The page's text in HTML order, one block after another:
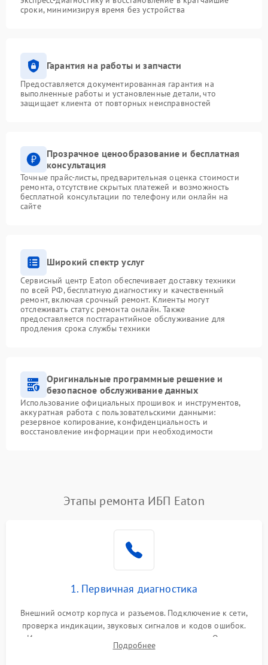
сроки, минимизируя время без устройства
Гарантия на работы и запчасти
Предоставляется документированная гарантия на
выполненные работы и установленные детали, что
защищает клиента от повторных неисправностей
Прозрачное ценообразование и бесплатная
консультация
Точные прайс-листы, предварительная оценка стоимости
ремонта, отсутствие скрытых платежей и возможность
бесплатной консультации по телефону или онлайн на
сайте
Широкий спектр услуг
Сервисный центр Eaton обеспечивает доставку техники
по всей РФ, бесплатную диагностику и качественный
ремонт, включая срочный ремонт. Клиенты могут
отслеживать статус ремонта онлайн. Также
предоставляется постгарантийное обслуживание для
продления срока службы техники
Оригинальные программные решение и
безопасное обслуживание данных
Использование официальных прошивок и инструментов,
аккуратная работа с пользовательскими данными:
резервное копирование, конфиденциальность и
восстановление информации при необходимости
Этапы ремонта ИБП Eaton
1. Первичная диагностика
Внешний осмотр корпуса и разъемов. Подключение к сети,
проверка индикации, звуковых сигналов и кодов ошибок.
Измерение входного и выходного напряжения. Оценка
реакции ИБП на отключение основного питания без
Подробнее